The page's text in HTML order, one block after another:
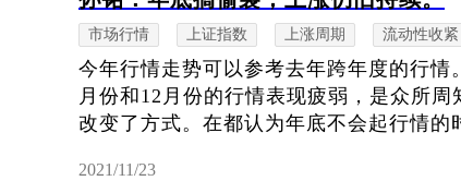
市场行情 上证指数 上涨周期 流动性收紧
今年行情走势可以参考去年跨年度的行情
月份和12月份的行情表现疲弱，是众所
改变了方式。在都认为年底不会起行情的
2021/11/23